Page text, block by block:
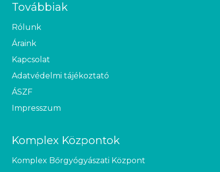
Továbbiak
Rólunk
Áraink
Kapcsolat
Adatvédelmi tájékoztató
ÁSZF
Impresszum
Komplex Központok
Komplex Bőrgyógyászati Központ